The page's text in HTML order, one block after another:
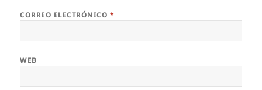
CORREO ELECTRÓNICO *
WEB